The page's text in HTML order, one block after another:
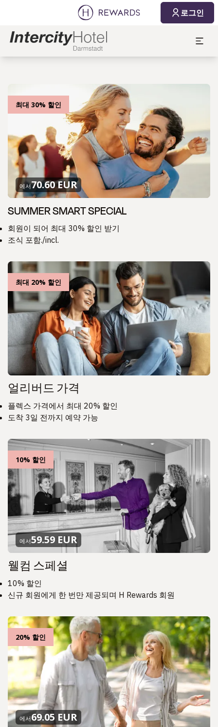
로그인
최대 30% 할인
에서70.60 EUR
SUMMER SMART SPECIAL
회원이 되어 최대 30% 할인 받기
조식 포함./incl.
최대 20% 할인
얼리버드 가격
플렉스 가격에서 최대 20% 할인
도착 3일 전까지 예약 가능
10% 할인
에서59.59 EUR
웰컴 스페셜
10% 할인
신규 회원에게 한 번만 제공되며 H Rewards 회원
20% 할인
에서69.05 EUR